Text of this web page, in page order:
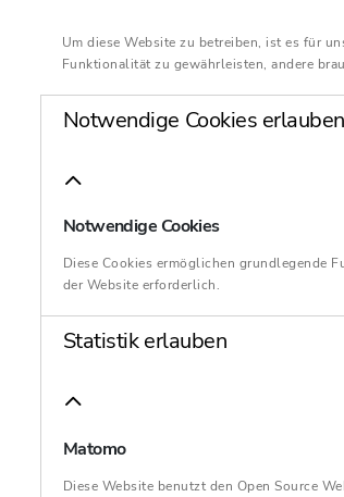
Um diese Website zu betreiben, ist es für
Funktionalität zu gewährleisten, andere
Notwendige Cookies erlauben
Notwendige Cookies
Diese Cookies ermöglichen grundlegende
der Website erforderlich.
Statistik erlauben
Matomo
Diese Website benutzt den Open Source